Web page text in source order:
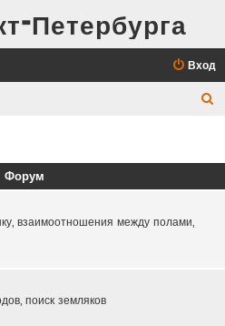
Петербурга
Вход
к
Форум
взаимоотношения между полами,
поиск земляков